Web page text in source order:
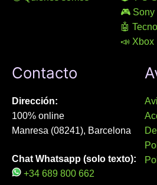
🎮 Sony
🤖
📣 Xbox
Contacto
Dirección:
100% online
Manresa (08241), Barcelona
Chat Whatsapp (solo texto):
+34 689 800 662